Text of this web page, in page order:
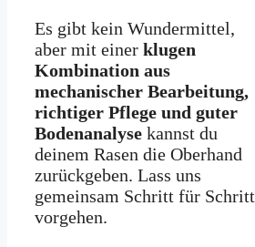
Es gibt kein Wundermittel,
aber mit einer klugen
Kombination aus
mechanischer Bearbeitung,
richtiger Pflege und guter
Bodenanalyse kannst du
deinem Rasen die Oberhand
zurückgeben. Lass uns
gemeinsam Schritt für Schritt
vorgehen.